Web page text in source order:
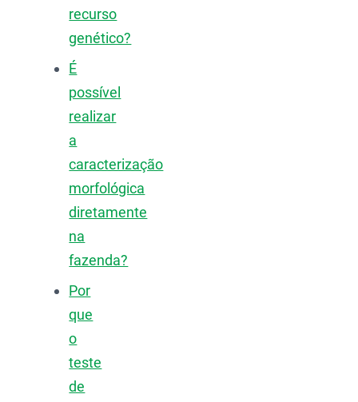
recurso
genético?
É
possível
realizar
a
caracterização
morfológica
diretamente
na
fazenda?
Por
que
o
teste
de